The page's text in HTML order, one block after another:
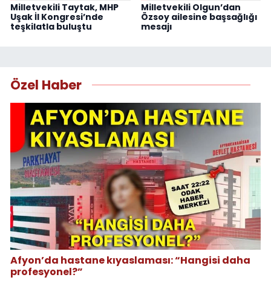
Milletvekili Taytak, MHP
Uşak İl Kongresi’nde
teşkilatla buluştu
Milletvekili Olgun’dan
Özsoy ailesine başsağlığı
mesajı
Özel Haber
Afyon’da hastane kıyaslaması: “Hangisi daha
profesyonel?”